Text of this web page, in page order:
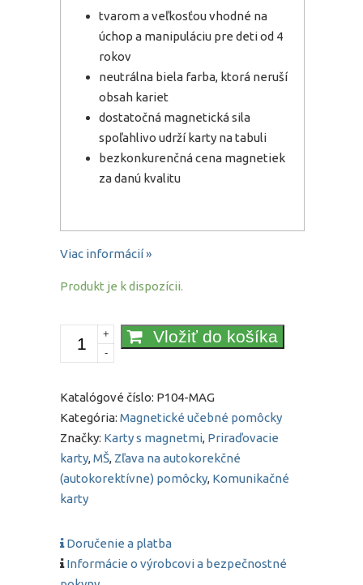
tvarom a veľkosťou vhodné na
úchop a manipuláciu pre deti od 4
rokov
neutrálna biela farba, ktorá neruší
obsah kariet
dostatočná magnetická sila
spoľahlivo udrží karty na tabuli
bezkonkurenčná cena magnetiek
za danú kvalitu
Viac informácií »
Produkt je k dispozícii.
množstvo
Orientácia
čase
–
Dni
v týždni
+
-
Vložiť do košíka
Katalógové číslo: P104-MAG
Kategória: Magnetické učebné pomôcky
Značky: Karty s magnetmi, Priraďovacie
karty,MŠ, Zľava na autokorekčné
(autokorektívne) pomôcky, Komunikačné
karty
Doručenie a platba
Informácie o výrobcovi a bezpečnostné